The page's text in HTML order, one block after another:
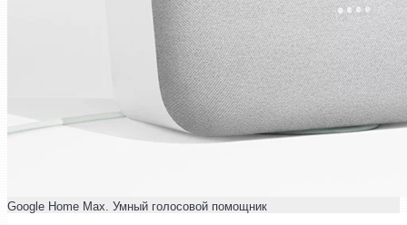
Google Home Max. Умный голосовой помощник